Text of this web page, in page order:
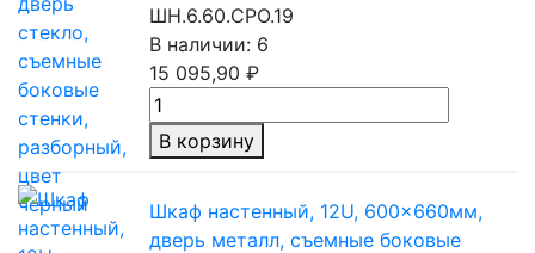
ШН.6.60.СРО.19
В наличии: 6
15 095,90 ₽
В корзину
Шкаф настенный, 12U, 600×660мм,
дверь металл, съемные боковые